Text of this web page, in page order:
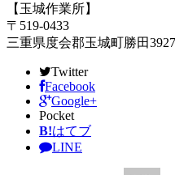
【玉城作業所】
〒519-0433
三重県度会郡玉城町勝田
Twitter
Facebook
Google+
Pocket
B!はてブ
LINE